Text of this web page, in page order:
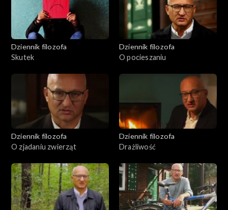
Dziennik filozofa
Skutek
Dziennik filozofa
O pocieszaniu
Dziennik filozofa
O zjadaniu zwierząt
Dziennik filozofa
Drażliwość